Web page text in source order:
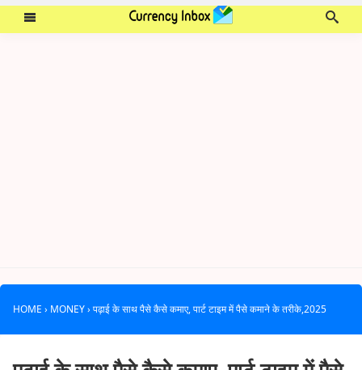
HOME › MONEY› पढ़ाई के साथ पैसे कैसे कमाए, पार्ट टाइम में पैसे कमाने के तरीके,2025